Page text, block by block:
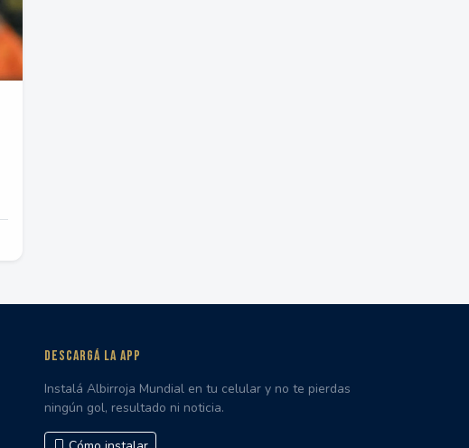
DESCARGÁ LA APP
Instalá Albirroja Mundial en tu celular y no te pierdas
ningún gol, resultado ni noticia.